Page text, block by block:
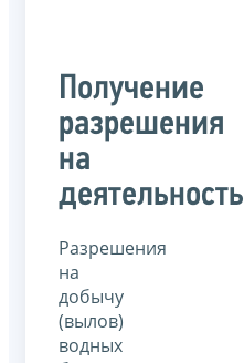
Получение
разрешения
на
деятельность
Разрешения
на
добычу
(вылов)
водных